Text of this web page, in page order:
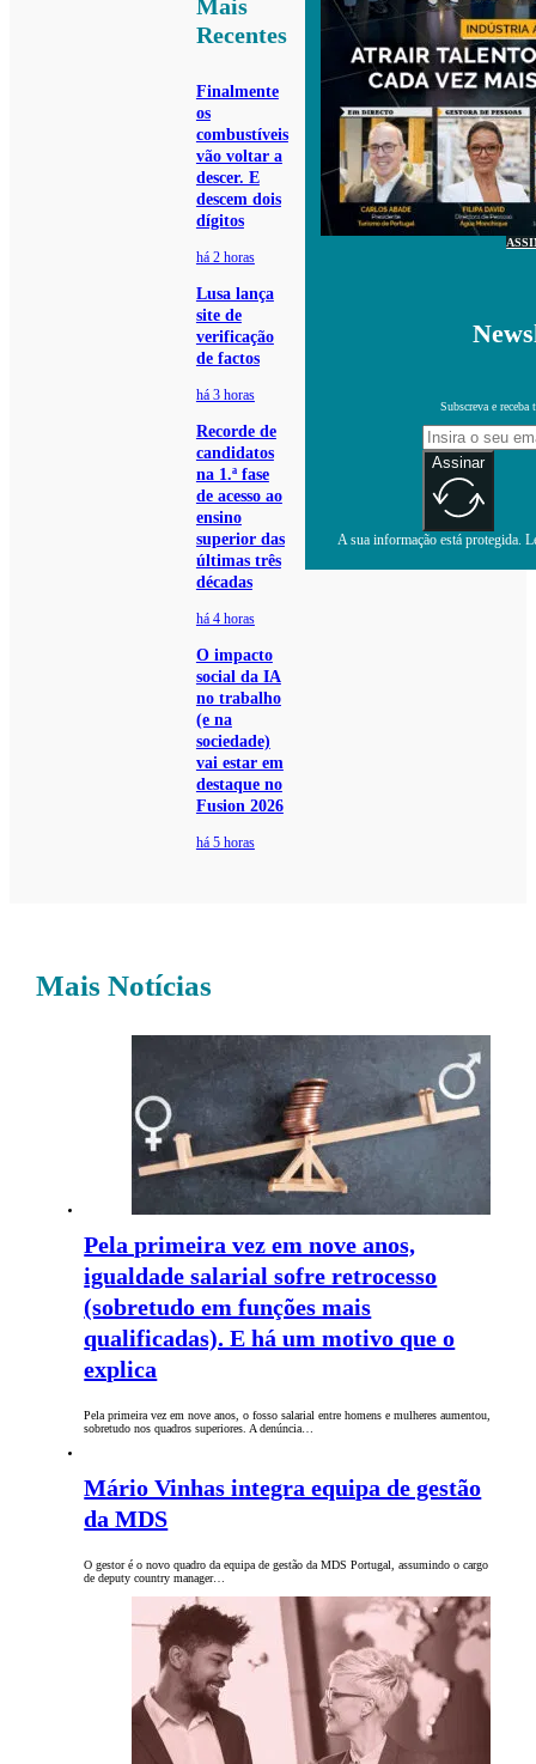
Mais
Recentes
Finalmente
os
combustíveis
vão voltar a
descer. E
descem dois
dígitos
há 2 horas
Lusa lança
site de
verificação
de factos
há 3 horas
Recorde de
candidatos
na 1.ª fase
de acesso ao
ensino
superior das
últimas três
décadas
há 4 horas
O impacto
social da IA
no trabalho
(e na
sociedade)
vai estar em
destaque no
Fusion 2026
há 5 horas
Subscreva e receba
Assinar
A sua informação está protegida.
Mais Notícias
Pela primeira vez em nove anos,
igualdade salarial sofre retrocesso
(sobretudo em funções mais
qualificadas). E há um motivo que o
explica
Pela primeira vez em nove anos, o fosso salarial entre homens e mulheres aumentou,
sobretudo nos quadros superiores. A denúncia…
Mário Vinhas integra equipa de gestão
da MDS
O gestor é o novo quadro da equipa de gestão da MDS Portugal, assumindo o cargo
de deputy country manager…